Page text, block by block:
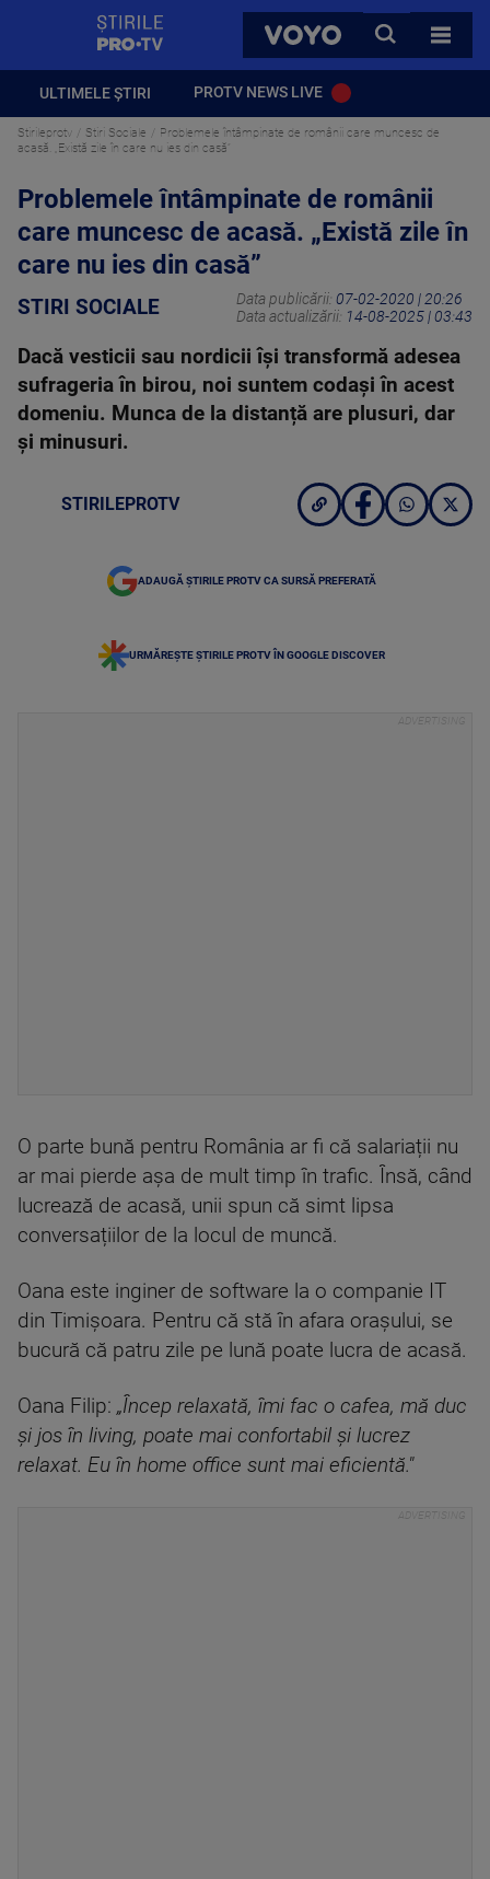
VOYO
CAUTA
TOATE
ULTIMELE ȘTIRI PROTV NEWS LIVE
Stirileprotv Stiri Sociale
Problemele întâmpinate de românii care muncesc de
acasă. „Există zile în care nu ies din casă”
Problemele întâmpinate de românii
care muncesc de acasă. „Există zile în
care nu ies din casă”
STIRI SOCIALE Data publicării: 07-02-2020 | 20:26
Data actualizării: 14-08-2025 | 03:43
Dacă vesticii sau nordicii își transformă adesea
sufrageria în birou, noi suntem codași în acest
domeniu. Munca de la distanță are plusuri, dar
și minusuri.
STIRILEPROTV
ADAUGĂ ȘTIRILE PROTV CA SURSĂ PREFERATĂ
URMĂREȘTE ȘTIRILE PROTV ÎN GOOGLE DISCOVER
O parte bună pentru România ar fi că salariații nu
ar mai pierde așa de mult timp în trafic. Însă, când
lucrează de acasă, unii spun că simt lipsa
conversațiilor de la locul de muncă.
Oana este inginer de software la o companie IT
din Timişoara. Pentru că stă în afara oraşului, se
bucură că patru zile pe lună poate lucra de acasă.
Oana Filip: „Încep relaxată, îmi fac o cafea, mă duc
şi jos în living, poate mai confortabil şi lucrez
relaxat. Eu în home office sunt mai eficientă."